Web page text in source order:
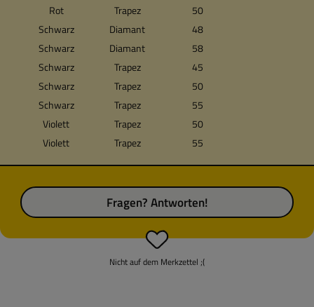
Rot
Trapez
50
Schwarz
Diamant
48
Schwarz
Diamant
58
Schwarz
Trapez
45
Schwarz
Trapez
50
Schwarz
Trapez
55
Violett
Trapez
50
Violett
Trapez 55
Nicht auf dem Merkzettel ;(
Fragen? Antworten!